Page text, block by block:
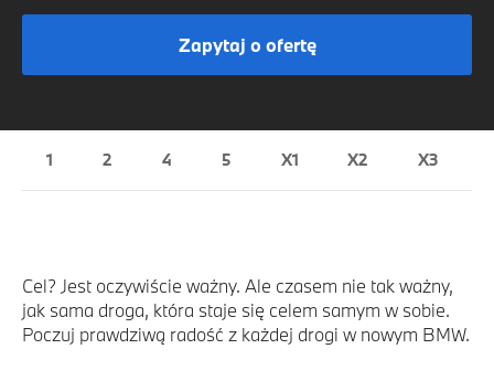
Zapytaj o ofertę
1 2 4 5 X1 X2 X3
Cel? Jest oczywiście ważny. Ale czasem nie tak ważny,
jak sama droga, która staje się celem samym w sobie.
Poczuj prawdziwą radość z każdej drogi w nowym BMW.